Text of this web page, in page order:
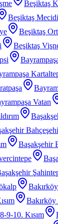
Beşiktaş
Beşiktaş
Beşiktaş
Beşiktaş
Vatan
Başakşehir
9-10. Kısım